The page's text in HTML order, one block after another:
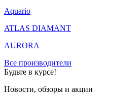
Aquario
ATLAS DIAMANT
AURORA
Все производители
Будьте в курсе!
Новости, обзоры и акции